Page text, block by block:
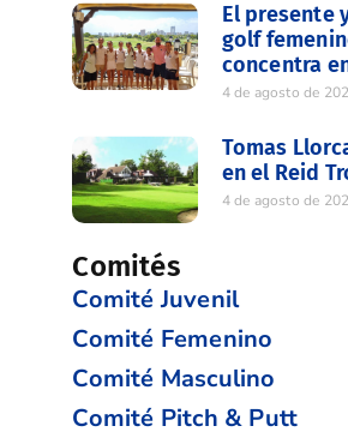
El presente
golf
concentra
4 de agosto de
Tomas
en el Reid
4 de agosto de
Comités
Comité Juvenil
Comité Femenino
Comité Masculino
Comité Pitch & Putt